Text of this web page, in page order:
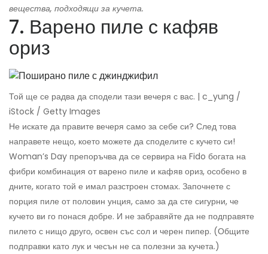
вещества, подходящи за кучета.
7. Варено пиле с кафяв
ориз
Той ще се радва да сподели тази вечеря с вас. | c_yung /
iStock / Getty Images
Не искате да правите вечеря само за себе си? След това
направете нещо, което можете да споделите с кучето си!
Woman’s Day препоръчва да се сервира на Fido богата на
фибри комбинация от варено пиле и кафяв ориз, особено в
дните, когато той е имал разстроен стомах. Започнете с
порция пиле от половин унция, само за да сте сигурни, че
кучето ви го понася добре. И не забравяйте да не подправяте
пилето с нищо друго, освен със сол и черен пипер. (Общите
подправки като лук и чесън не са полезни за кучета.)